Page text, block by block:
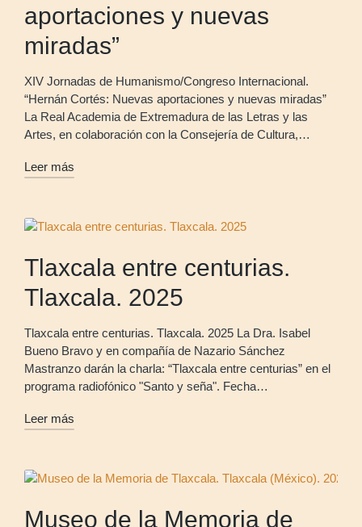
aportaciones y nuevas
miradas”
XIV Jornadas de Humanismo/Congreso Internacional.
“Hernán Cortés: Nuevas aportaciones y nuevas miradas”
La Real Academia de Extremadura de las Letras y las
Artes, en colaboración con la Consejería de Cultura,…
Leer más
Tlaxcala entre centurias.
Tlaxcala. 2025
Tlaxcala entre centurias. Tlaxcala. 2025 La Dra. Isabel
Bueno Bravo y en compañía de Nazario Sánchez
Mastranzo darán la charla: “Tlaxcala entre centurias” en el
programa radiofónico "Santo y seña". Fecha…
Leer más
Museo de la Memoria de